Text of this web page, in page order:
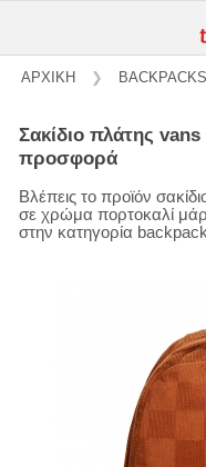
ΑΡΧΙΚΗ ❯ BACKPACKS
σακίδιο πλάτης vans wm deana iii backpack σε
προσφορά
Βλέπεις το προϊόν
σε χρώμα πορτοκαλί
στην κατηγορία